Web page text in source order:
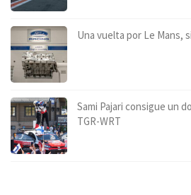
Una vuelta por Le Mans,
Sami Pajari consigue un
TGR-WRT